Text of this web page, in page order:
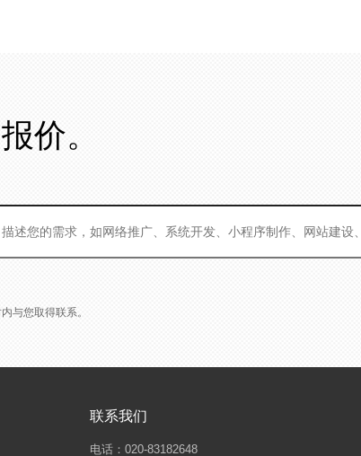
价。
与您取得联系。
联系我们
电话：020-83182648